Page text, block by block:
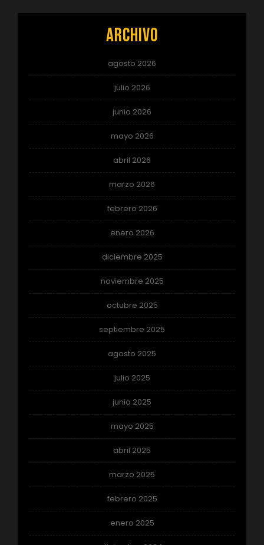
Archivo
agosto 2026
julio 2026
junio 2026
mayo 2026
abril 2026
marzo 2026
febrero 2026
enero 2026
diciembre 2025
noviembre 2025
octubre 2025
septiembre 2025
agosto 2025
julio 2025
junio 2025
mayo 2025
abril 2025
marzo 2025
febrero 2025
enero 2025